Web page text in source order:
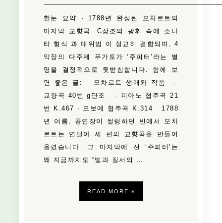
한눈 요약 · 1788년 완성된 모차르트의
마지막 교향곡. C장조의 광휘 속에 소나
타 형식 과 대위법 이 정교히 결합되며, 4
악장의 다주제 푸가토가 ‘주피터’라는 별
명을 결정적으로 뒷받침합니다. 함께 보
면 좋은 글: 모차르트 생애와 작품 ·
교향곡 40번 g단조 · 피아노 협주곡 21
번 K.467 · 오보에 협주곡 K.314 1788
년 여름, 공연장이 썰렁하던 빈에서 모차
르트는 연달아 세 편의 교향곡을 만들어
올렸습니다. 그 마지막에 선 ‘주피터’는
왜 지금까지도 “빛과 질서의 …
READ MORE »